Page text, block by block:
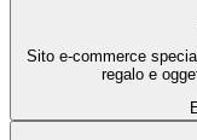
Sito e-commerce
regalo e